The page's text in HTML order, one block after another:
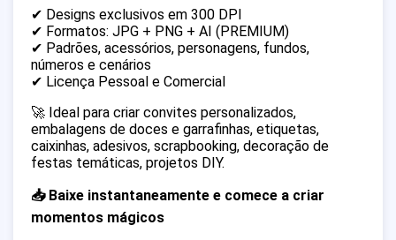
✔ Designs exclusivos em 300 DPI
✔ Formatos: JPG + PNG + AI (PREMIUM)
✔ Padrões, acessórios, personagens, fundos,
números e cenários
✔ Licença Pessoal e Comercial
🚀 Ideal para criar convites personalizados,
embalagens de doces e garrafinhas, etiquetas,
caixinhas, adesivos, scrapbooking, decoração de
festas temáticas, projetos DIY.
📥 Baixe instantaneamente e comece a criar
momentos mágicos